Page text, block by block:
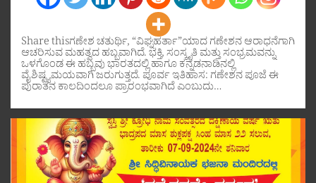
Share thisಗಣೇಶ ಚತುರ್ಥಿ, “ವಿಘ್ನಹರ್ತಾ”ಯಾದ ಗಣೇಶನ ಆರಾಧನೆಗಾಗಿ
ಆಚರಿಸುವ ಮಹತ್ವದ ಹಬ್ಬವಾಗಿದೆ. ಭಕ್ತಿ, ಸಂಸ್ಕೃತಿ ಮತ್ತು ಸಂಭ್ರಮವನ್ನು
ಒಳಗೊಂಡ ಈ ಹಬ್ಬವು ಭಾರತದಲ್ಲಿ ಹಾಗೂ ಕನ್ನಡನಾಡಿನಲ್ಲಿ
ವೈಶಿಷ್ಟ್ಯಮಯವಾಗಿ ಜರುಗುತ್ತದೆ. ಪೂರ್ವ ಇತಿಹಾಸ: ಗಣೇಶನ ಪೂಜೆ ಈ
ಪುರಾತನ ಕಾಲದಿಂದಲೂ ಪ್ರಾರಂಭವಾಗಿದೆ ಎಂಬುದು…